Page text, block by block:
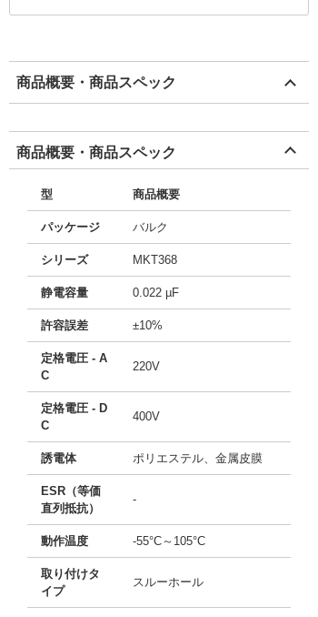
商品概要・商品スペック
商品概要・商品スペック
型 商品概要
パッケージ バルク
シリーズ MKT368
静電容量 0.022 µF
許容誤差 ±10%
定格電圧 - A
C
220V
定格電圧 - D
C
400V
誘電体 ポリエステル、金属皮膜
ESR（等価
直列抵抗）
-
動作温度 -55°C～105°C
取り付けタ
イプ
スルーホール